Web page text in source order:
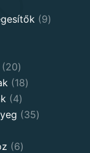
99
2020
products
1818
44
products
3535
66